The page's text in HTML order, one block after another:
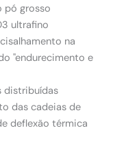
pó grosso
ultrafino
na
"endurecimento e
distribuídas
das cadeias de
deflexão térmica